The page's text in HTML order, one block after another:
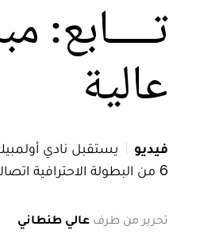
عالية
فيديو
يستقبل نادي
6 من البطولة الاحترافية اتصالات المغرب.
تحرير من طرف عالي طنطاني